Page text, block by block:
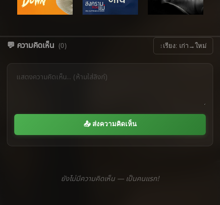
💬 ความคิดเห็น (0) ↕ เรียง: เก่า→ใหม่
📤 ส่งความคิดเห็น
ยังไม่มีความคิดเห็น — เป็นคนแรก!